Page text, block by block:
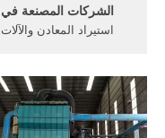
الشركات المصنعة في
استيراد المعادن والآلات